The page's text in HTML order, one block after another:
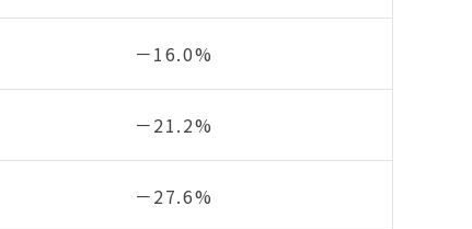
－16.0%
－21.2%
－27.6%